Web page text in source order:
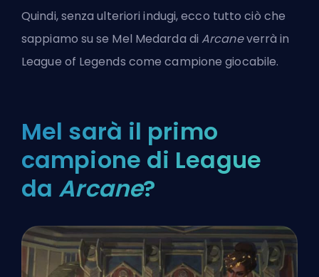
Quindi, senza ulteriori indugi, ecco tutto ciò che
sappiamo su se Mel Medarda diArcaneverrà in
League of Legends come campione giocabile.
Mel sarà il primo
campione di League
da Arcane?